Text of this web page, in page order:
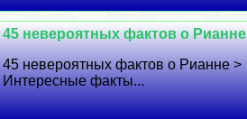
45 невероятных фактов о Рианне
45 невероятных фактов о Рианне >
Интересные факты...